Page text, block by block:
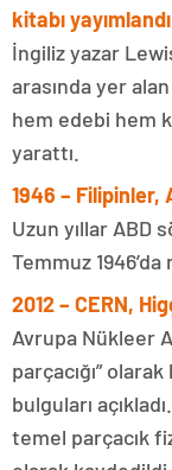
kitabı yayımlandı
İngiliz yazar
arasında yer
hem edebi hem
yarattı.
1946 – Filipinler,
Uzun yıllar ABD
Temmuz
2012 – CERN,
Avrupa Nükleer
parçacığı”
bulguları
temel parçacık